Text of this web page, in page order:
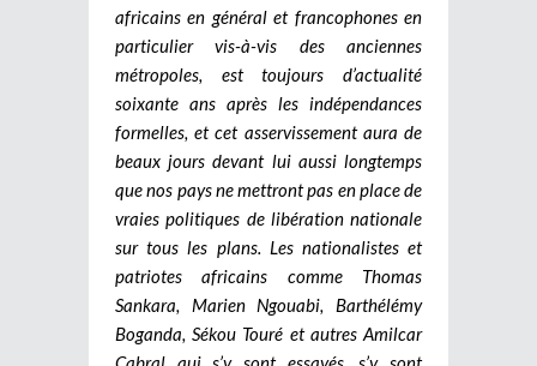
africains en général et francophones en
particulier vis-à-vis des anciennes
métropoles, est toujours d’actualité
soixante ans après les indépendances
formelles, et cet asservissement aura de
beaux jours devant lui aussi longtemps
que nos pays ne mettront pas en place de
vraies politiques de libération nationale
sur tous les plans. Les nationalistes et
patriotes africains comme Thomas
Sankara, Marien Ngouabi, Barthélémy
Boganda, Sékou Touré et autres Amilcar